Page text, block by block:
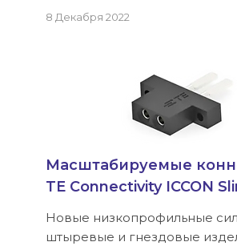
8 Декабря 2022
Масштабируемые
TE Connectivity ICCON
Новые низкопрофильные
штыревые и гнездовые